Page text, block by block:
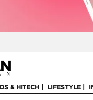
& HITECH LIFESTYLE